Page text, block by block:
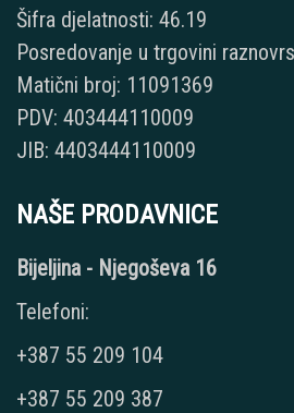
Šifra djelatnosti: 46.19
Posredovanje u trgovini
Matični broj: 11091369
PDV: 403444110009
JIB: 4403444110009
NAŠE PRODAVNICE
Bijeljina - Njegoševa 16
Telefoni:
+387 55 209 104
+387 55 209 387